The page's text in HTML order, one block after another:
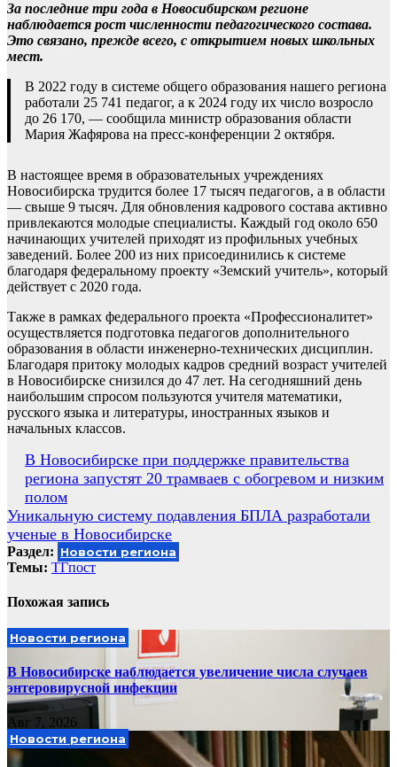
За последние три года в Новосибирском регионе
наблюдается рост численности педагогического состава.
Это связано, прежде всего, с открытием новых школьных
мест.
В 2022 году в системе общего образования нашего региона
работали 25 741 педагог, а к 2024 году их число возросло
до 26 170, — сообщила министр образования области
Мария Жафярова на пресс-конференции 2 октября.
В настоящее время в образовательных учреждениях
Новосибирска трудится более 17 тысяч педагогов, а в области
— свыше 9 тысяч. Для обновления кадрового состава активно
привлекаются молодые специалисты. Каждый год около 650
начинающих учителей приходят из профильных учебных
заведений. Более 200 из них присоединились к системе
благодаря федеральному проекту «Земский учитель», который
действует с 2020 года.
Также в рамках федерального проекта «Профессионалитет»
осуществляется подготовка педагогов дополнительного
образования в области инженерно-технических дисциплин.
Благодаря притоку молодых кадров средний возраст учителей
в Новосибирске снизился до 47 лет. На сегодняшний день
наибольшим спросом пользуются учителя математики,
русского языка и литературы, иностранных языков и
начальных классов.
Навигация
по
записям
В Новосибирске при поддержке правительства
региона запустят 20 трамваев с обогревом и низким
полом
Уникальную систему подавления БПЛА разработали
ученые в Новосибирске
Раздел: Новости региона
Темы: ТГпост
Похожая запись
Новости региона
В Новосибирске наблюдается увеличение числа случаев
энтеровирусной инфекции
Авг 7, 2026
Новости региона